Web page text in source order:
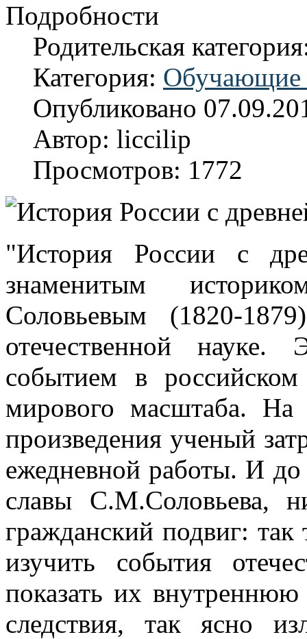
Подробности
Родительская
Категория: Обучающие
Опубликовано
Автор: liccilip
Просмотров: 1772
"История России с
знаменитым
Соловьевым (1820-
отечественной
событием в
мирового масштаба. На
произведения ученый
ежедневной работы. И
славы С.М.Соловьева,
гражданский подвиг:
изучить события
показать их
следствия, так ясно